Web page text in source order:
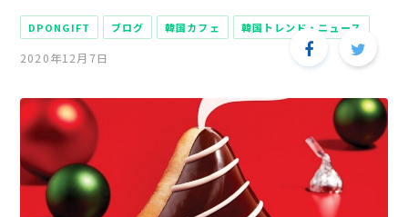
DPONGIFT ブログ 韓国カフェ 韓国トレンド・ニュース
2020年12月7日